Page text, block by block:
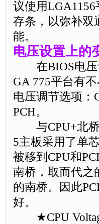
议使用
存条，以弥补双
能。
电压设置上的
在BIOS电压
GA 775平台有
电压调节选项：
PCH。
与CPU+北桥+
5主板采用了单
被移到CPU和
南桥，取而代之
的南桥。因此
好。
★CPU Voltage